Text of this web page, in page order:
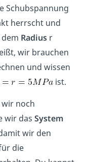
Schubspannung
herrscht und
Radiusr
wir brauchen
und wissen
ist.
noch
wir das System
wir den
die